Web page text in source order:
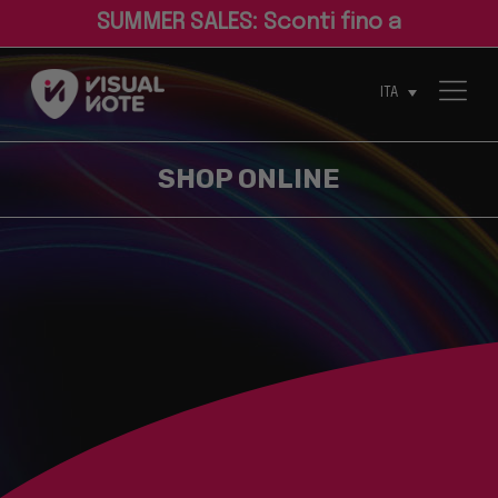
SUMMER SALES: Sconti fno al
ITA